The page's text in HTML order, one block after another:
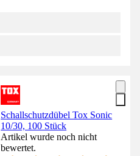
Schallschutzdübel Tox Sonic
10/30, 100 Stück
Artikel wurde noch nicht
bewertet.